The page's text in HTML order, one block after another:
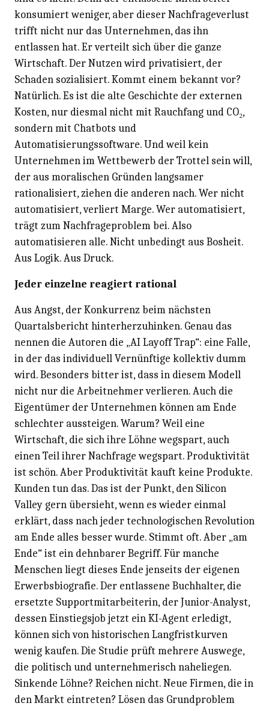
konsumiert weniger, aber dieser Nachfrageverlust
trifft nicht nur das Unternehmen, das ihn
entlassen hat. Er verteilt sich über die ganze
Wirtschaft. Der Nutzen wird privatisiert, der
Schaden sozialisiert. Kommt einem bekannt vor?
Natürlich. Es ist die alte Geschichte der externen
Kosten, nur diesmal nicht mit Rauchfang und CO₂,
sondern mit Chatbots und
Automatisierungssoftware. Und weil kein
Unternehmen im Wettbewerb der Trottel sein will,
der aus moralischen Gründen langsamer
rationalisiert, ziehen die anderen nach. Wer nicht
automatisiert, verliert Marge. Wer automatisiert,
trägt zum Nachfrageproblem bei. Also
automatisieren alle. Nicht unbedingt aus Bosheit.
Aus Logik. Aus Druck.
Jeder einzelne reagiert rational
Aus Angst, der Konkurrenz beim nächsten
Quartalsbericht hinterherzuhinken. Genau das
nennen die Autoren die „AI Layoff Trap“: eine Falle,
in der das individuell Vernünftige kollektiv dumm
wird. Besonders bitter ist, dass in diesem Modell
nicht nur die Arbeitnehmer verlieren. Auch die
Eigentümer der Unternehmen können am Ende
schlechter aussteigen. Warum? Weil eine
Wirtschaft, die sich ihre Löhne wegspart, auch
einen Teil ihrer Nachfrage wegspart. Produktivität
ist schön. Aber Produktivität kauft keine Produkte.
Kunden tun das. Das ist der Punkt, den Silicon
Valley gern übersieht, wenn es wieder einmal
erklärt, dass nach jeder technologischen Revolution
am Ende alles besser wurde. Stimmt oft. Aber „am
Ende“ ist ein dehnbarer Begriff. Für manche
Menschen liegt dieses Ende jenseits der eigenen
Erwerbsbiografie. Der entlassene Buchhalter, die
ersetzte Supportmitarbeiterin, der Junior-Analyst,
dessen Einstiegsjob jetzt ein KI-Agent erledigt,
können sich von historischen Langfristkurven
wenig kaufen. Die Studie prüft mehrere Auswege,
die politisch und unternehmerisch naheliegen.
Sinkende Löhne? Reichen nicht. Neue Firmen, die in
den Markt eintreten? Lösen das Grundproblem